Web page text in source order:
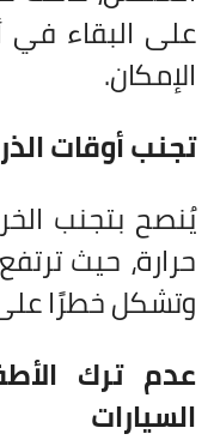
على البقاء في
الإمكان.
تجنب أوقات
يُنصح بتجنب
حرارة، حيث
وتشكل خطرًا
عدم ترك
السيارات